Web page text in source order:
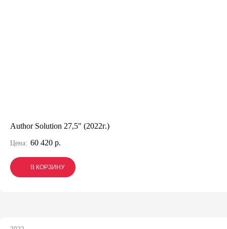
Author Solution 27,5" (2022г.)
Цена: 60 420 р.
В КОРЗИНУ
В КОРЗИНУ
В КОРЗИНУ